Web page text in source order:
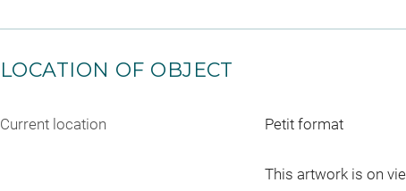
LOCATION OF OBJECT
Current location Petit format
This artwork is on